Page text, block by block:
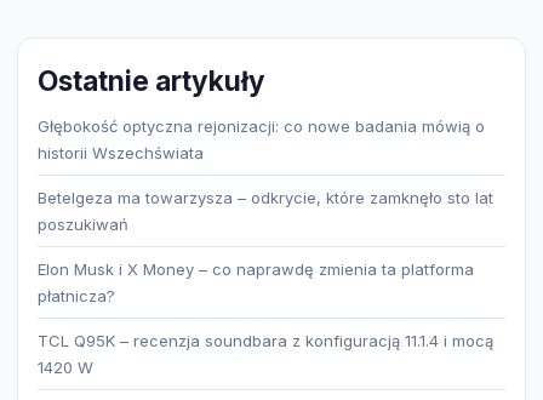
Ostatnie artykuły
Głębokość optyczna rejonizacji: co nowe badania mówią o
historii Wszechświata
Betelgeza ma towarzysza – odkrycie, które zamknęło sto lat
poszukiwań
Elon Musk i X Money – co naprawdę zmienia ta platforma
płatnicza?
TCL Q95K – recenzja soundbara z konfiguracją 11.1.4 i mocą
1420 W